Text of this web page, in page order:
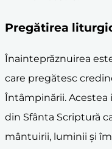
Pregătirea
Înainteprăznuirea
care pregătesc
Întâmpinării. Acestea
din Sfânta Scriptură
mântuirii, luminii și